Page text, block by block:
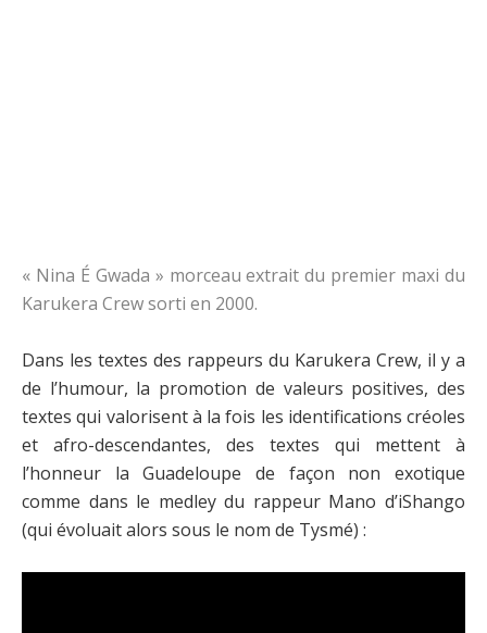
« Nina É Gwada » morceau extrait du premier maxi du
Karukera Crew sorti en 2000.
Dans les textes des rappeurs du Karukera Crew, il y a
de l’humour, la promotion de valeurs positives, des
textes qui valorisent à la fois les identifications créoles
et afro-descendantes, des textes qui mettent à
l’honneur la Guadeloupe de façon non exotique
comme dans le medley du rappeur Mano d’iShango
(qui évoluait alors sous le nom de Tysmé) :